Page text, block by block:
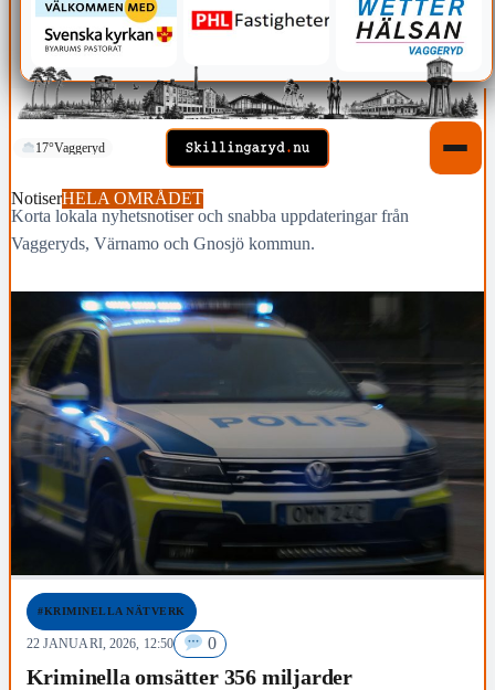
17°Vaggeryd
NotiserHELA OMRÅDET
Korta lokala nyhetsnotiser och snabba uppdateringar från
Vaggeryds, Värnamo och Gnosjö kommun.
#KRIMINELLA NÄTVERK
22 JANUARI, 2026, 12:50 0
Kriminella omsätter 356 miljarder